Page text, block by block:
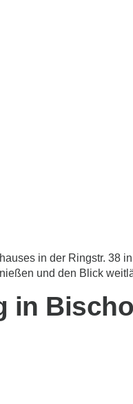
in der Ringstr. 38
und den Blick
in